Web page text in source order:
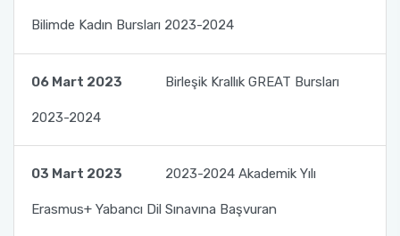
Bilimde Kadın Bursları 2023-2024
06 Mart 2023 Birleşik Krallık GREAT Bursları
2023-2024
03 Mart 2023 2023-2024 Akademik Yılı
Erasmus+ Yabancı Dil Sınavına Başvuran